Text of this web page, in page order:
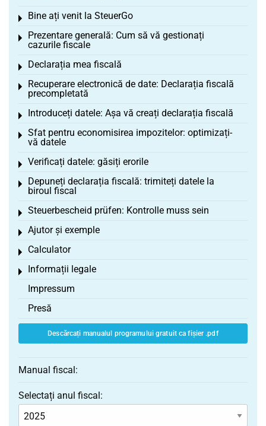
Bine ați venit la SteuerGo
Toggle menu
Prezentare generală: Cum să vă gestionați
cazurile fiscale
Toggle menu
Declarația mea fiscală
Toggle menu
Recuperare electronică de date: Declarația fiscală
precompletată
Toggle menu
Introduceți datele: Așa vă creați declarația fiscală
Toggle menu
Sfat pentru economisirea impozitelor: optimizați-
vă datele
Toggle menu
Verificați datele: găsiți erorile
Toggle menu
Depuneți declarația fiscală: trimiteți datele la
biroul fiscal
Toggle menu
Steuerbescheid prüfen: Kontrolle muss sein
Toggle menu
Ajutor și exemple
Toggle menu
Calculator
Toggle menu
Informații legale
Toggle menu
Impressum
Presă
Descărcați manualul programului gratuit ca fișier .pdf
Manual fiscal:
Selectați anul fiscal: